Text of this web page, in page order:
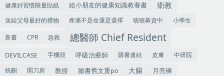
健康好習慣限量貼紙
給小朋友的健康知識教養書 衛教
送給父母最好的禮物 疼痛不是命運是選擇 嘖嘖募資中
小學生
新書
CPR 急救 總醫師 Chief Resident
DEVILCASE 手機殼 呼吸治療師 購書連結 皮膚
中研院
統刪
開刀房 教授 臉書舊文重po 大腸
月亮褲